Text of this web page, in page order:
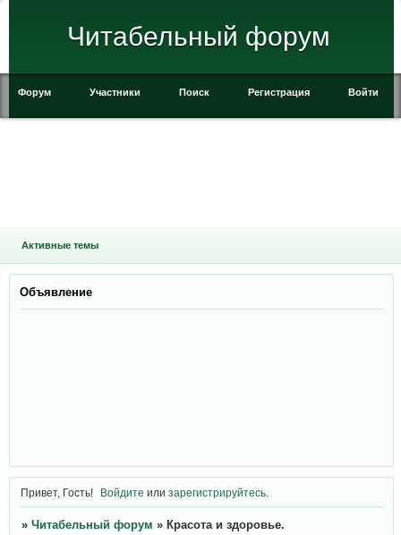
Читабельный форум
Форум Участники Поиск Регистрация Войти
Активные темы
Объявление
Привет, Гость! Войдите илизарегистрируйтесь
» Читабельный форум » Красота и здоровье.